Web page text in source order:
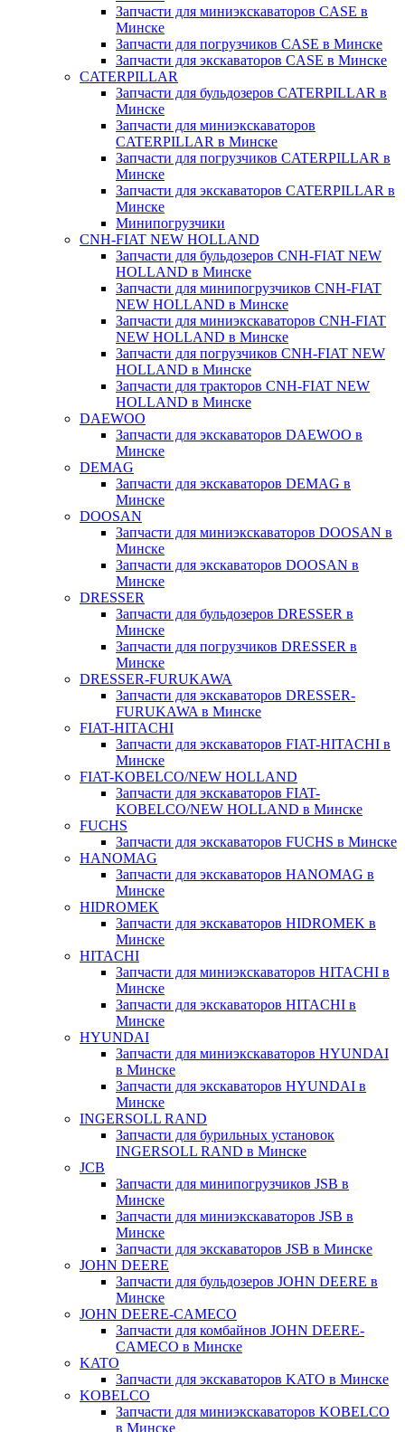
Запчасти для миниэкскаваторов CASE в
Минске
Запчасти для погрузчиков CASE в Минске
Запчасти для экскаваторов CASE в Минске
CATERPILLAR
Запчасти для бульдозеров CATERPILLAR в
Минске
Запчасти для миниэкскаваторов
CATERPILLAR в Минске
Запчасти для погрузчиков CATERPILLAR в
Минске
Запчасти для экскаваторов CATERPILLAR в
Минскe
Минипогрузчики
CNH-FIAT NEW HOLLAND
Запчасти для бульдозеров CNH-FIAT NEW
HOLLAND в Минске
Запчасти для минипогрузчиков CNH-FIAT
NEW HOLLAND в Минске
Запчасти для миниэкскаваторов CNH-FIAT
NEW HOLLAND в Минске
Запчасти для погрузчиков CNH-FIAT NEW
HOLLAND в Минске
Запчасти для тракторов CNH-FIAT NEW
HOLLAND в Минске
DAEWOO
Запчасти для экскаваторов DAEWOO в
Минске
DEMAG
Запчасти для экскаваторов DEMAG в
Минске
DOOSAN
Запчасти для миниэкскаваторов DOOSAN в
Минске
Запчасти для экскаваторов DOOSAN в
Минске
DRESSER
Запчасти для бульдозеров DRESSER в
Минске
Запчасти для погрузчиков DRESSER в
Минске
DRESSER-FURUKAWA
Запчасти для экскаваторов DRESSER-
FURUKAWA в Минске
FIAT-HITACHI
Запчасти для экскаваторов FIAT-HITACHI в
Минске
FIAT-KOBELCO/NEW HOLLAND
Запчасти для экскаваторов FIAT-
KOBELCO/NEW HOLLAND в Минске
FUCHS
Запчасти для экскаваторов FUCHS в Минске
HANOMAG
Запчасти для экскаваторов HANOMAG в
Минске
HIDROMEK
Запчасти для экскаваторов HIDROMEK в
Минске
HITACHI
Запчасти для миниэкскаваторов HITACHI в
Минске
Запчасти для экскаваторов HITACHI в
Минске
HYUNDAI
Запчасти для миниэкскаваторов HYUNDAI
в Минске
Запчасти для экскаваторов HYUNDAI в
Минске
INGERSOLL RAND
Запчасти для бурильных установок
INGERSOLL RAND в Минске
JCB
Запчасти для минипогрузчиков JSB в
Минске
Запчасти для миниэкскаваторов JSB в
Минске
Запчасти для экскаваторов JSB в Минске
JOHN DEERE
Запчасти для бульдозеров JOHN DEERE в
Минске
JOHN DEERE-CAMECO
Запчасти для комбайнов JOHN DEERE-
CAMECO в Минске
KATO
Запчасти для экскаваторов KATO в Минске
KOBELCO
Запчасти для миниэкскаваторов KOBELCO
в Минске